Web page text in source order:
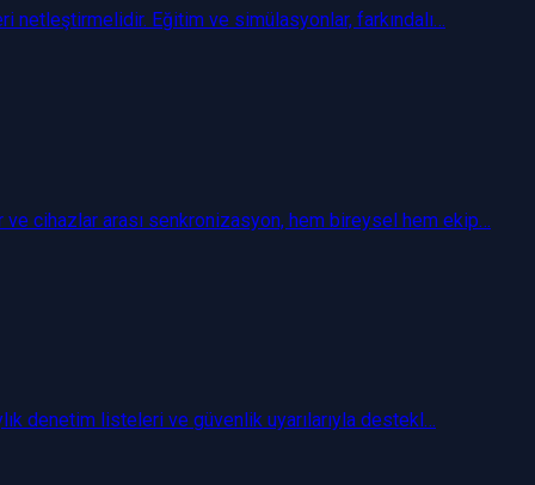
Eğitim ve simülasyonlar, farkındalı…
cihazlar arası senkronizasyon, hem bireysel hem ekip…
denetim listeleri ve güvenlik uyarılarıyla destekl…